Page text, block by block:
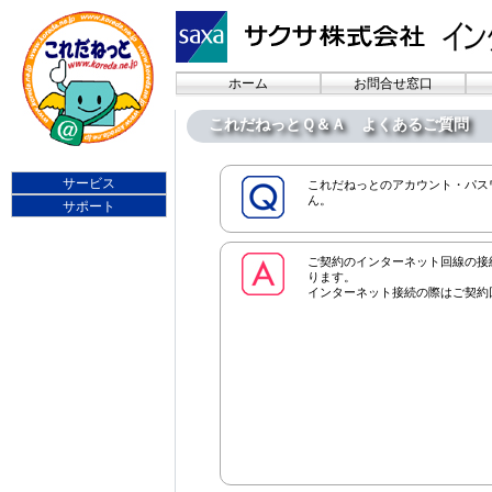
ホーム お問合せ窓口
これだねっとＱ＆Ａ よくあるご質問
これだねっとのアカウント・パ
ん。
ご契約のインターネット回線の
ります。
インターネット接続の際はご契
サービス
サポート